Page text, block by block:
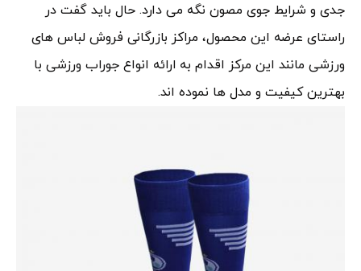
جدی و شرایط جوی مصون نگه می دارد. حال باید گفت در
راستای عرضه این محصول، مراکز بازرگانی فروش لباس های
ورزشی مانند این مرکز اقدام به ارائه انواع جوراب ورزشی با
بهترین کیفیت و مدل ها نموده اند.